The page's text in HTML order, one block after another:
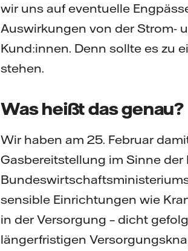
wir uns auf eventuelle
Auswirkungen von der Strom-
Kund:innen. Denn sollte es zu
stehen.
Was heißt das genau?
Wir haben am 25. Februar
Gasbereitstellung im Sinne
sensible Einrichtungen wie
in der Versorgung – dicht
längerfristigen